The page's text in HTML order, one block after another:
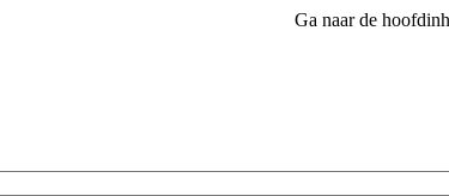
Ga naar de